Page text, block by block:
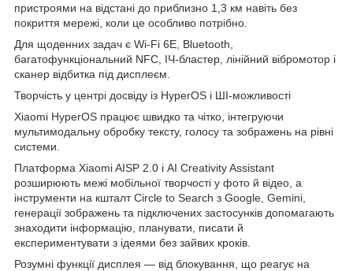
пристроями на відстані до приблизно 1,3 км навіть без
покриття мережі, коли це особливо потрібно.
Для щоденних задач є Wi-Fi 6E, Bluetooth,
багатофункціональний NFC, ІЧ-бластер, лінійний вібромотор і
сканер відбитка під дисплеєм.
Творчість у центрі досвіду із HyperOS і ШІ-можливості
Xiaomi HyperOS працює швидко та чітко, інтегруючи
мультимодальну обробку тексту, голосу та зображень на рівні
системи.
Платформа Xiaomi AISP 2.0 і AI Creativity Assistant
розширюють межі мобільної творчості у фото й відео, а
інструменти на кшталт Circle to Search з Google, Gemini,
генерації зображень та підключених застосунків допомагають
знаходити інформацію, планувати, писати й
експериментувати з ідеями без зайвих кроків.
Розумні функції дисплея — від блокування, що реагує на